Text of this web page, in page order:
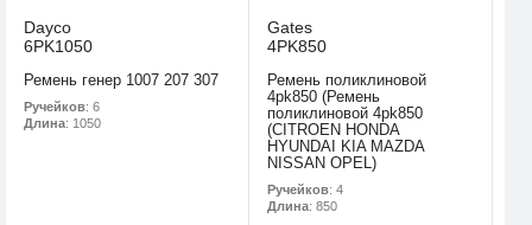
Dayco
6PK1050
Ремень генер 1007 207 307
Ручейков: 6
Длина: 1050
Gates
4PK850
Ремень поликлиновой
4pk850 (Ремень
поликлиновой 4pk850
(CITROEN HONDA
HYUNDAI KIA MAZDA
NISSAN OPEL)
Ручейков: 4
Длина: 850